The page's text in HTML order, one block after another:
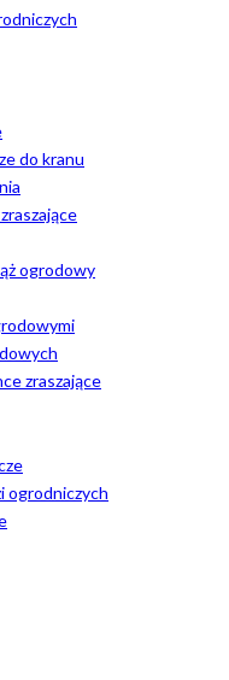
do kranu
ogrodowy
zraszające
ogrodniczych